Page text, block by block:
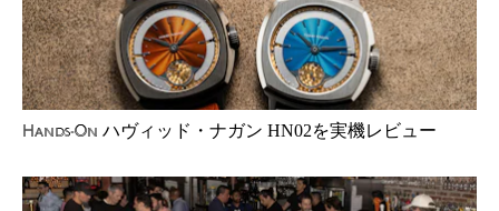
Hands-On ハヴィッド・ナガン HN02を実機レビュー